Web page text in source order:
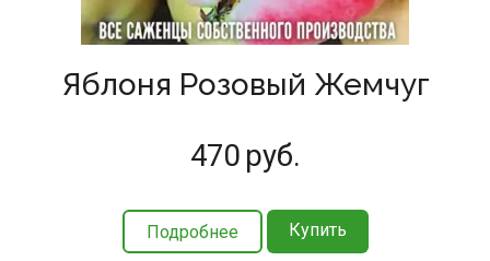
Яблоня Розовый Жемчуг
470 руб.
Подробнее Купить